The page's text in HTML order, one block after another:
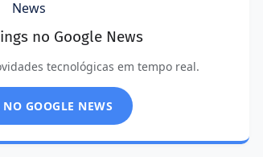
no Google News
tecnológicas em tempo real.
NO GOOGLE NEWS